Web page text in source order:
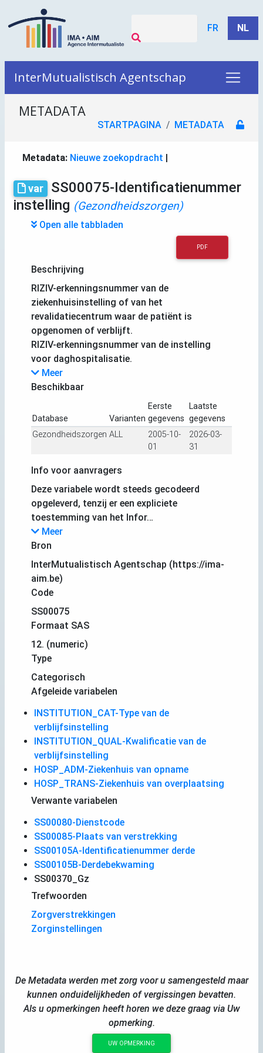
FR NL
InterMutualistisch Agentschap
METADATA
STARTPAGINA METADATA
Metadata: Nieuwe zoekopdracht |
var
SS00075-Identificatienummer
instelling (Gezondheidszorgen)
Open alle tabbladen
PDF
Beschrijving
RIZIV-erkenningsnummer van de
ziekenhuisinstelling of van het
revalidatiecentrum waar de patiënt is
opgenomen of verblijft.
RIZIV-erkenningsnummer van de instelling
voor daghospitalisatie.
Meer
Beschikbaar
Database Varianten
Eerste
gegevens
Laatste
gegevens
Gezondheidszorgen ALL
2005-10-
01
2026-03-
31
Info voor aanvragers
Deze variabele wordt steeds gecodeerd
opgeleverd, tenzij er een expliciete
toestemming van het Infor…
Meer
Bron
InterMutualistisch Agentschap (https://ima-
aim.be)
Code
SS00075
Formaat SAS
12. (numeric)
Type
Categorisch
Afgeleide variabelen
INSTITUTION_CAT-Type van de
verblijfsinstelling
INSTITUTION_QUAL-Kwalificatie van de
verblijfsinstelling
HOSP_ADM-Ziekenhuis van opname
HOSP_TRANS-Ziekenhuis van overplaatsing
Verwante variabelen
SS00080-Dienstcode
SS00085-Plaats van verstrekking
SS00105A-Identificatienummer derde
SS00105B-Derdebekwaming
SS00370_Gz
Trefwoorden
Zorgverstrekkingen
Zorginstellingen
De Metadata werden met zorg voor u samengesteld maar
kunnen onduidelijkheden of vergissingen bevatten.
Als u opmerkingen heeft horen we deze graag via Uw
opmerking.
UW OPMERKING